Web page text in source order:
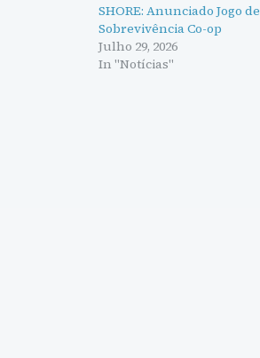
SHORE: Anunciado Jogo de
Sobrevivência Co-op
Julho 29, 2026
In "Notícias"